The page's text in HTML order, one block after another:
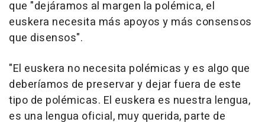
que "dejáramos al margen la polémica, el
euskera necesita más apoyos y más consensos
que disensos".
"El euskera no necesita polémicas y es algo que
deberíamos de preservar y dejar fuera de este
tipo de polémicas. El euskera es nuestra lengua,
es una lengua oficial, muy querida, parte de